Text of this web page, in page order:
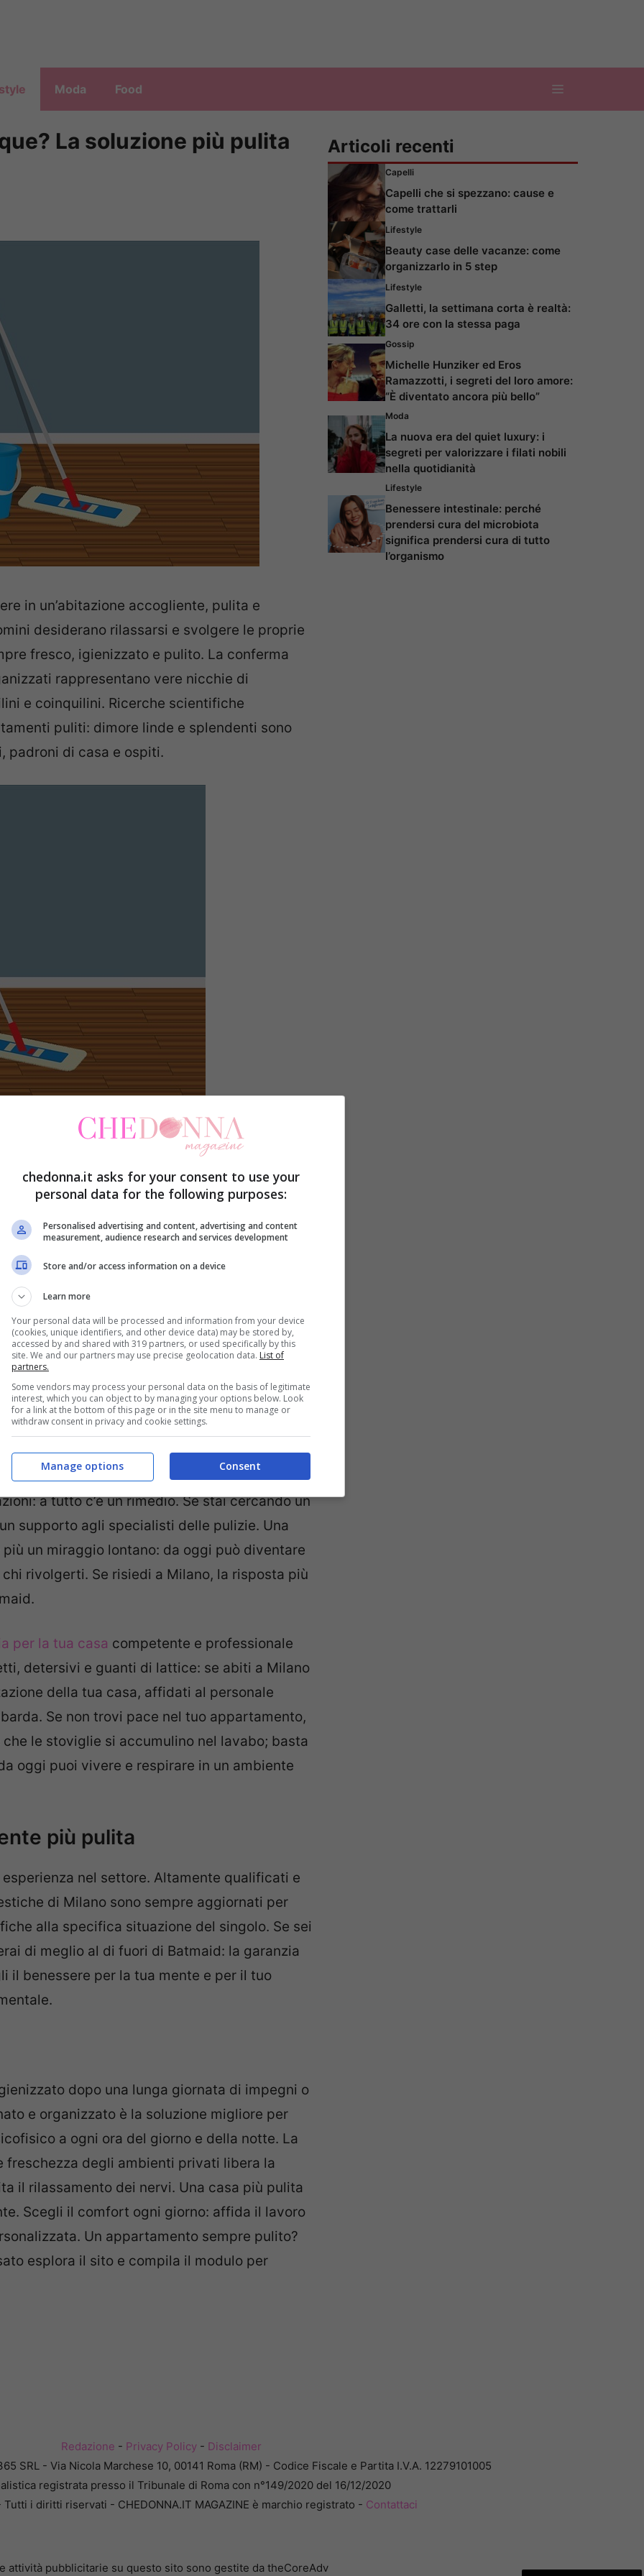
Moda Food
La soluzione più pulita
in un’abitazione accogliente, pulita e
desiderano rilassarsi e svolgere le proprie
fresco, igienizzato e pulito. La conferma
rappresentano vere nicchie di
e coinquilini. Ricerche scientifiche
puliti: dimore linde e splendenti sono
padroni di casa e ospiti.
una casa pulita e, soprattutto,
specialmente per chi è genitore di bambini
a sera. Bambini piccoli, impegni e lavoro
le mansioni domestiche. Difficilmente una
e stressante giornata di lavoro; ancor meno
di un bimbo traboccante di energia e
che cercavi
tua casa è a Milano
e scadenze, non ti vengono incontro, non
a tutto c’è un rimedio. Se stai cercando un
supporto agli specialisti delle pulizie. Una
un miraggio lontano: da oggi può diventare
rivolgerti. Se risiedi a Milano, la risposta più
per la tua casa competente e professionale
detersivi e guanti di lattice: se abiti a Milano
della tua casa, affidati al personale
Se non trovi pace nel tuo appartamento,
le stoviglie si accumulino nel lavabo; basta
oggi puoi vivere e respirare in un ambiente
più pulita
nel settore. Altamente qualificati e
di Milano sono sempre aggiornati per
alla specifica situazione del singolo. Se sei
di meglio al di fuori di Batmaid: la garanzia
il benessere per la tua mente e per il tuo
dopo una lunga giornata di impegni o
e organizzato è la soluzione migliore per
a ogni ora del giorno e della notte. La
freschezza degli ambienti privati libera la
il rilassamento dei nervi. Una casa più pulita
Scegli il comfort ogni giorno: affida il lavoro
Un appartamento sempre pulito?
esplora il sito e compila il modulo per
Articoli recenti
Capelli
Capelli che si spezzano: cause e
come trattarli
Lifestyle
Beauty case delle vacanze: come
organizzarlo in 5 step
Lifestyle
Galletti, la settimana corta è realtà:
34 ore con la stessa paga
Gossip
Michelle Hunziker ed Eros
Ramazzotti, i segreti del loro amore:
“È diventato ancora più bello”
Moda
La nuova era del quiet luxury: i
segreti per valorizzare i filati nobili
nella quotidianità
Lifestyle
Benessere intestinale: perché
prendersi cura del microbiota
significa prendersi cura di tutto
l’organismo
Redazione - Privacy Policy- Disclaimer
SRL - Via Nicola Marchese 10, 00141 Roma (RM) - Codice Fiscale e Partita I.V.A. 12279101005
registrata presso il Tribunale di Roma con n°149/2020 del 16/12/2020
i diritti riservati - CHEDONNA.IT MAGAZINE è marchio registrato - Contattaci
attività pubblicitarie su questo sito sono gestite da theCoreAdv
chedonna.it asks for your consent to use your
personal data for the following purposes:
Personalised advertising and content, advertising and content
measurement, audience research and services development
Store and/or access information on a device
Learn more
Your personal data will be processed and information from your device
(cookies, unique identifiers, and other device data) may be stored by,
accessed by and shared with 319 partners, or used specifically by this
site. We and our partners may use precise geolocation data. List of
partners.
Some vendors may process your personal data on the basis of legitimate
interest, which you can object to by managing your options below. Look
for a link at the bottom of this page or in the site menu to manage or
withdraw consent in privacy and cookie settings.
Consent
Manage options